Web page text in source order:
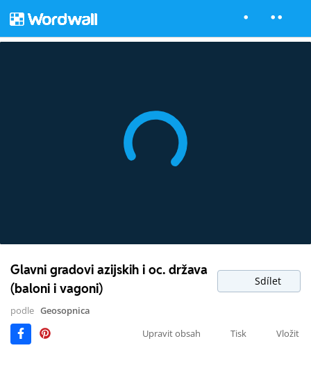
Glavni gradovi azijskih i oc. država
(baloni i vagoni)
Sdílet
podle Geosopnica
Upravit obsah
Tisk Vložit